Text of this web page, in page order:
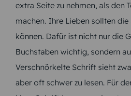
extra Seite zu nehmen, als den
machen. Ihre Lieben sollten die
können. Dafür ist nicht nur die
Buchstaben wichtig, sondern
Verschnörkelte Schrift sieht
aber oft schwer zu lesen. Für